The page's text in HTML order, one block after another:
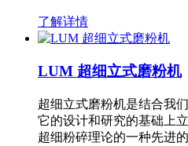
了解详情
LUM 超细立式磨粉机
超细立式磨粉机是结合我
它的设计和研究的基础上
超细粉碎理论的一种先进